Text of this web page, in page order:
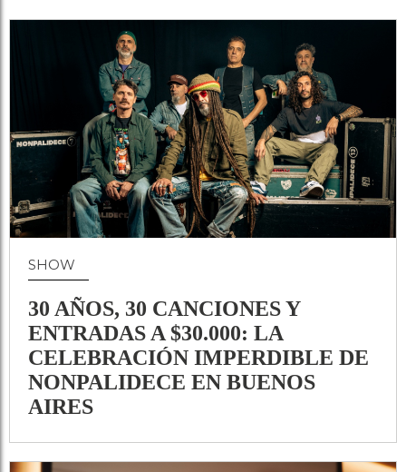
SHOW
30 AÑOS, 30 CANCIONES Y
ENTRADAS A $30.000: LA
CELEBRACIÓN IMPERDIBLE DE
NONPALIDECE EN BUENOS
AIRES